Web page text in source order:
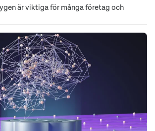
är viktiga för många företag och